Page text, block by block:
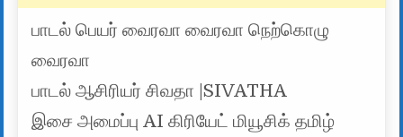
பாடல் பெயர் வைரவா வைரவா நெற்கொழு
வைரவா
பாடல் ஆசிரியர் சிவதா |SIVATHA
இசை அமைப்பு AI கிரியேட் மியூசிக் தமிழ்